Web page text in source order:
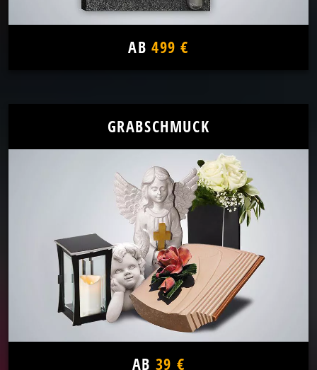
AB 499 €
GRABSCHMUCK
AB 39 €